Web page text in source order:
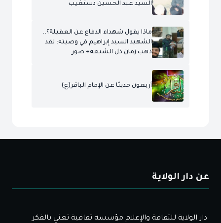
السيد عبد الحسين دستغيب
ماذا يقول شهداء الدفاع عن العقيلة؟..
الشهيد السيد إبراهيم في وصيته: لقد
ذهب زمان ذل الشيعة+ صور
أربعون حديثا عن الإمام الباقر(ع)
عن دار الولاية
دار الولاية للثقافة والإعلام مؤسسة ثقافية تعني بالفكر